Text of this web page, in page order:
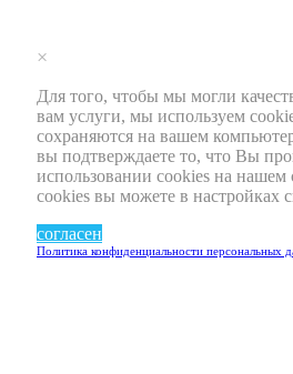
×
Для того, чтобы мы могли
вам услуги, мы используем
сохраняются на вашем
вы подтверждаете то, что Вы
использовании cookies на нашем
cookies вы можете в настройках
согласен
Политика конфиденциальности персональных